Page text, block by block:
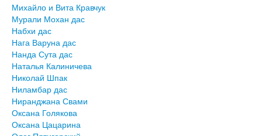
Михайло и Вита Кравчук
Мурали Мохан дас
Набхи дас
Нага Варуна дас
Нанда Сута дас
Наталья Калиничева
Николай Шпак
Ниламбар дас
Ниранджана Свами
Оксана Голякова
Оксана Цацарина